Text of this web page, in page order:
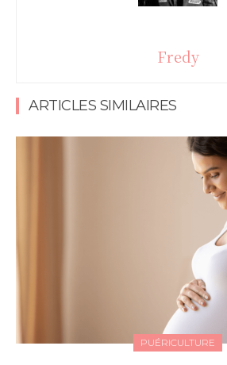
Fredy
ARTICLES SIMILAIRES
PUÉRICULTURE